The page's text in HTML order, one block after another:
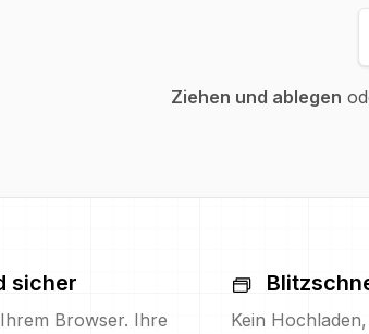
Ziehen und ablegen
sicher
Browser. Ihre
Kein